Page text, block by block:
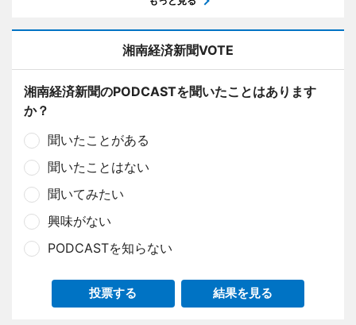
湘南経済新聞VOTE
湘南経済新聞のPODCASTを聞いたことはあります
か？
聞いたことがある
聞いたことはない
聞いてみたい
興味がない
PODCASTを知らない
投票する 結果を見る